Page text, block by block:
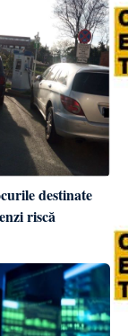
destinate
riscă